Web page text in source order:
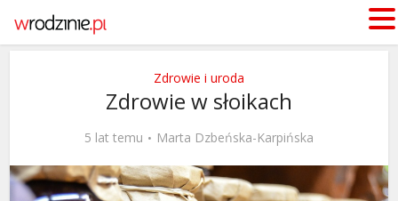
Zdrowie i uroda
Zdrowie w słoikach
5 lat temu Marta Dzbeńska-Karpińska